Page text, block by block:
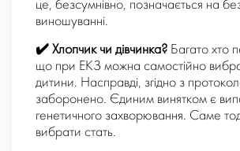
це, безсумнівно, позначається на
виношуванні.
✔️ Хлопчик чи дівчинка? Багато хто
що при ЕКЗ можна самостійно
дитини. Насправді, згідно з
заборонено. Єдиним винятком є
генетичного захворювання. Саме
вибрати стать.